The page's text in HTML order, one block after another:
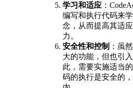
学习和适应 ：
编写和执行代码来
念，从而提高其适
力。
安全性和控制 ：虽
大的功能，但也引
此，需要实施适当
码的执行是安全的